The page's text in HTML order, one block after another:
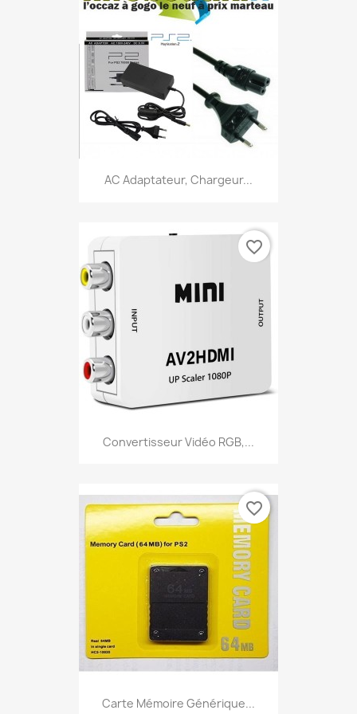
AC Adaptateur, Chargeur...
Convertisseur Vidéo RGB,...
favorite_border
Carte Mémoire Générique...
favorite_border